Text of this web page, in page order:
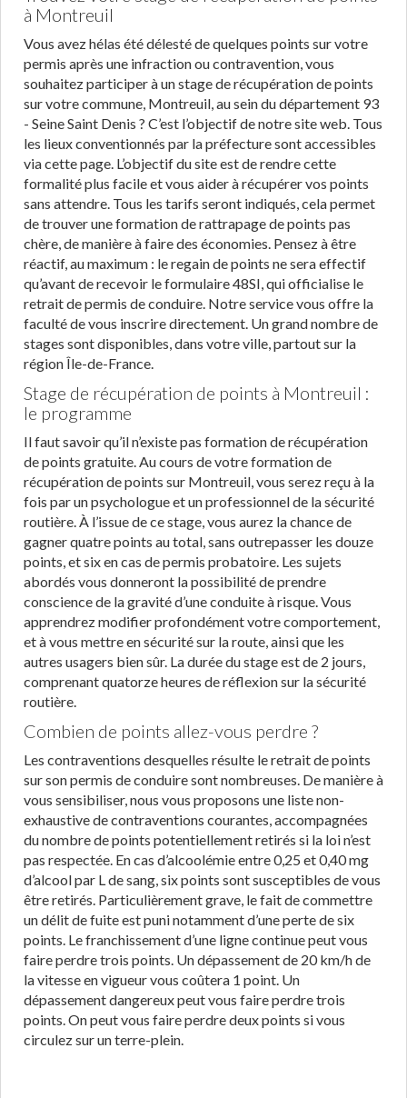
à Montreuil
Vous avez hélas été délesté de quelques points sur votre
permis après une infraction ou contravention, vous
souhaitez participer à un stage de récupération de points
sur votre commune, Montreuil, au sein du département 93
- Seine Saint Denis ? C’est l’objectif de notre site web. Tous
les lieux conventionnés par la préfecture sont accessibles
via cette page. L’objectif du site est de rendre cette
formalité plus facile et vous aider à récupérer vos points
sans attendre. Tous les tarifs seront indiqués, cela permet
de trouver une formation de rattrapage de points pas
chère, de manière à faire des économies. Pensez à être
réactif, au maximum : le regain de points ne sera effectif
qu’avant de recevoir le formulaire 48SI, qui officialise le
retrait de permis de conduire. Notre service vous offre la
faculté de vous inscrire directement. Un grand nombre de
stages sont disponibles, dans votre ville, partout sur la
région Île-de-France.
Stage de récupération de points à Montreuil :
le programme
Il faut savoir qu’il n’existe pas formation de récupération
de points gratuite. Au cours de votre formation de
récupération de points sur Montreuil, vous serez reçu à la
fois par un psychologue et un professionnel de la sécurité
routière. À l’issue de ce stage, vous aurez la chance de
gagner quatre points au total, sans outrepasser les douze
points, et six en cas de permis probatoire. Les sujets
abordés vous donneront la possibilité de prendre
conscience de la gravité d’une conduite à risque. Vous
apprendrez modifier profondément votre comportement,
et à vous mettre en sécurité sur la route, ainsi que les
autres usagers bien sûr. La durée du stage est de 2 jours,
comprenant quatorze heures de réflexion sur la sécurité
routière.
Combien de points allez-vous perdre ?
Les contraventions desquelles résulte le retrait de points
sur son permis de conduire sont nombreuses. De manière à
vous sensibiliser, nous vous proposons une liste non-
exhaustive de contraventions courantes, accompagnées
du nombre de points potentiellement retirés si la loi n’est
pas respectée. En cas d’alcoolémie entre 0,25 et 0,40 mg
d’alcool par L de sang, six points sont susceptibles de vous
être retirés. Particulièrement grave, le fait de commettre
un délit de fuite est puni notamment d’une perte de six
points. Le franchissement d’une ligne continue peut vous
faire perdre trois points. Un dépassement de 20 km/h de
la vitesse en vigueur vous coûtera 1 point. Un
dépassement dangereux peut vous faire perdre trois
points. On peut vous faire perdre deux points si vous
circulez sur un terre-plein.